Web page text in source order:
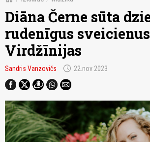
Diāna Černe sūta
rudenīgus
Virdžīnijas
Sandris Vanzovičs schedule 22.nov 2023